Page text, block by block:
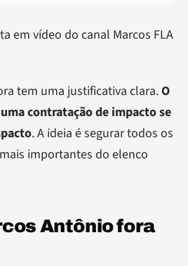
em vídeo do canal Marcos FLA
tem uma justificativa clara.O
contratação de impacto se
. A ideia é segurar todos os
importantes do elenco
Antônio fora